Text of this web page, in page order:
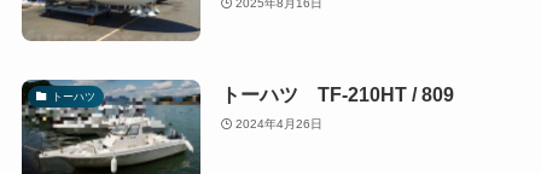
2025年8月16日
トーハツ トーハツ TF-210HT / 809
2024年4月26日